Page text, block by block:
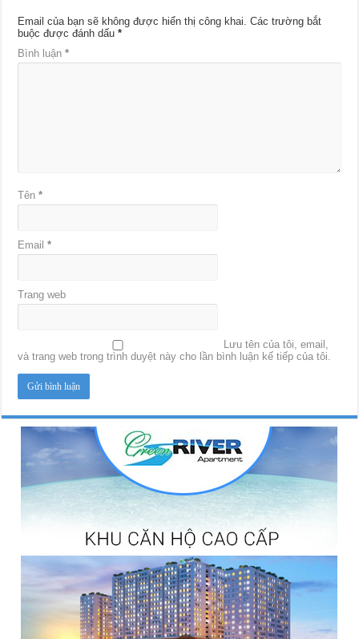
Email của bạn sẽ không được hiển thị công khai. Các trường bắt
buộc được đánh dấu*
Bình luận*
Tên*
Email*
Trang web
Lưu tên của tôi, email,
và trang web trong trình duyệt này cho lần bình luận kế tiếp của tôi.